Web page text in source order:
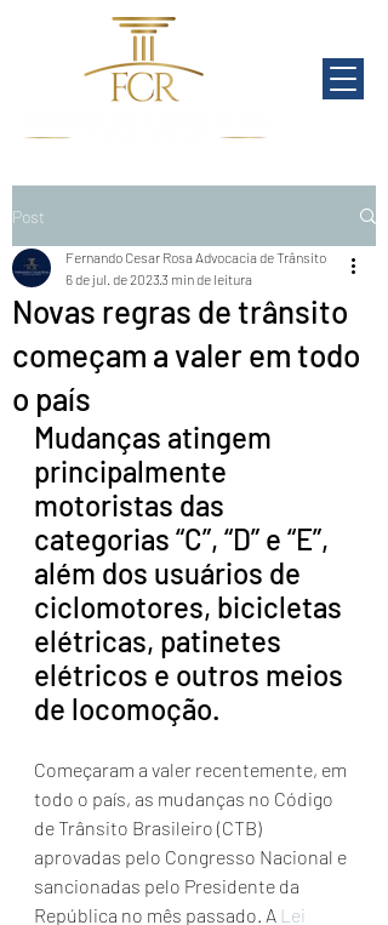
Post
Novas regras de trânsito
começam a valer em todo
o país
Fernando Cesar Rosa Advocacia de Trânsito
6 de jul. de 20233 min de leitura
Mudanças atingem
principalmente
motoristas das
categorias “C”, “D” e “E”,
além dos usuários de
ciclomotores, bicicletas
elétricas, patinetes
elétricos e outros meios
de locomoção.
Começaram a valer recentemente, em
todo o país, as mudanças no Código
de Trânsito Brasileiro (CTB)
aprovadas pelo Congresso Nacional e
sancionadas pelo Presidente da
República no mês passado. A Lei